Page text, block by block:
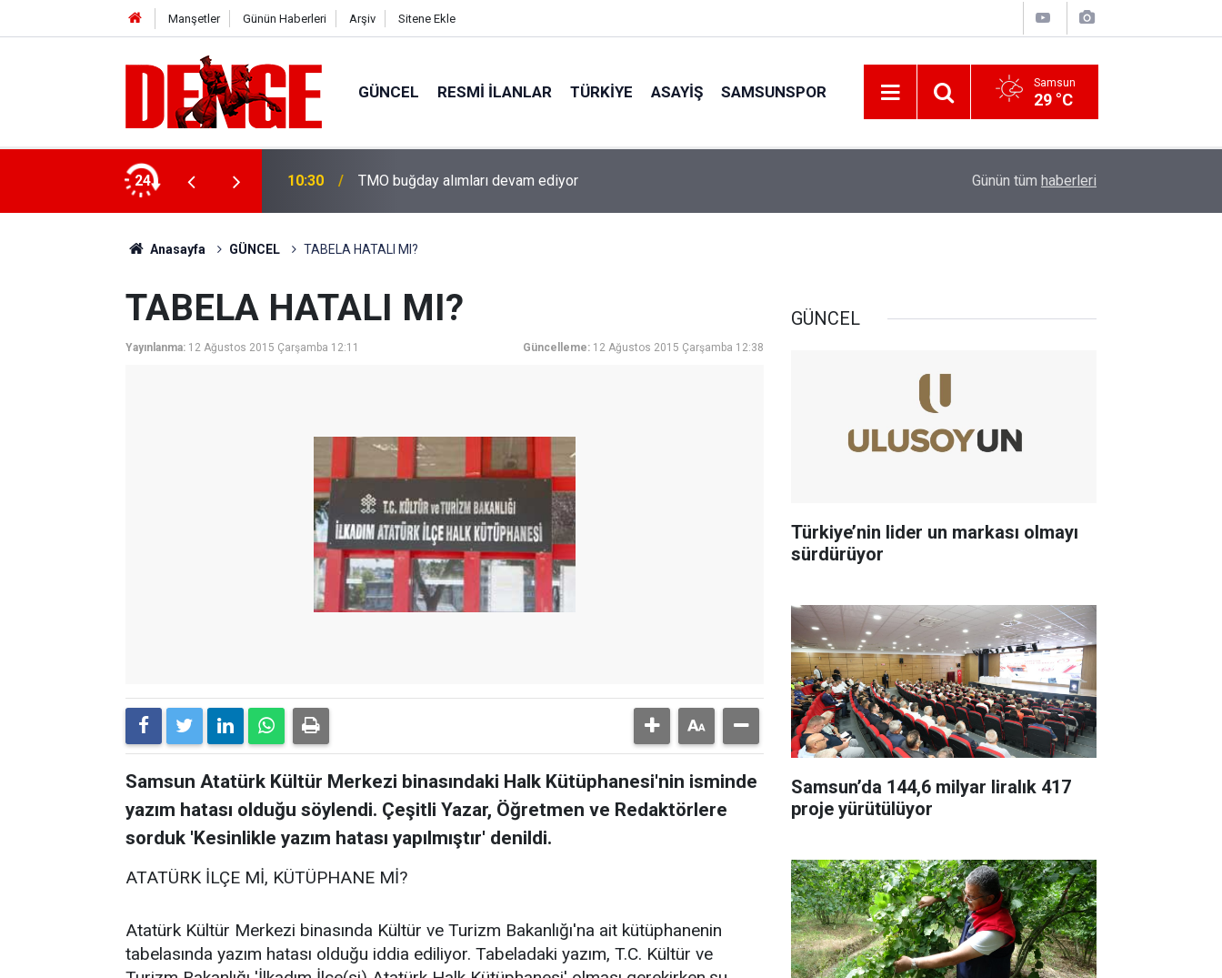
Manşetler Günün Haberleri Arşiv Sitene Ekle
GÜNCEL RESMI İLANLAR TÜRKİYE ASAYİŞ SAMSUNSPOR Samsun
29 °C
24 10:30 TMO buğday alımları devam ediyor Tarım ve Orman Bakanlığı denetimleri sıklaştırdı
Günün tüm haberleri
Anasayfa GÜNCEL TABELA HATALI MI?
TABELA HATALI MI?
Yayınlanma: 12 Ağustos 2015 Çarşamba 12:11 Güncelleme: 12 Ağustos 2015 Çarşamba 12:38
Samsun Atatürk Kültür Merkezi binasındaki Halk Kütüphanesi'nin isminde
yazım hatası olduğu söylendi. Çeşitli Yazar, Öğretmen ve Redaktörlere
sorduk 'Kesinlikle yazım hatası yapılmıştır' denildi.
ATATÜRK İLÇE Mİ, KÜTÜPHANE Mİ?
Atatürk Kültür Merkezi binasında Kültür ve Turizm Bakanlığı'na ait kütüphanenin
tabelasında yazım hatası olduğu iddia ediliyor. Tabeladaki yazım, T.C. Kültür ve
GÜNCEL
Türkiye’nin lider un markası olmayı
sürdürüyor
Samsun’da 144,6 milyar liralık 417
proje yürütülüyor